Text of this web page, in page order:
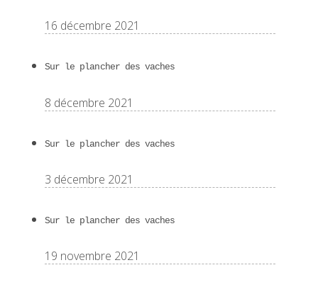
16 décembre 2021
Sur le plancher des vaches
8 décembre 2021
Sur le plancher des vaches
3 décembre 2021
Sur le plancher des vaches
19 novembre 2021